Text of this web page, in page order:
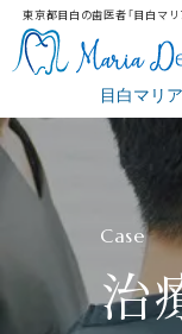
東京都目白の歯医者「目白マ
Case
治